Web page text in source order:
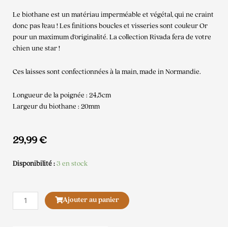
Le biothane est un matériau imperméable et végétal, qui ne craint
donc pas l’eau ! Les finitions boucles et visseries sont couleur Or
pour un maximum d’originalité. La collection Rivada fera de votre
chien une star !
Ces laisses sont confectionnées à la main, made in Normandie.
Longueur de la poignée : 24,5cm
Largeur du biothane : 20mm
29,99€
Disponibilité :3 en stock
quantité
de
Ajouter au panier